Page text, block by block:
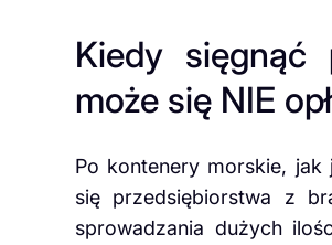
Kiedy
może się NIE
Po kontenery morskie, jak
się przedsiębiorstwa z
sprowadzania dużych